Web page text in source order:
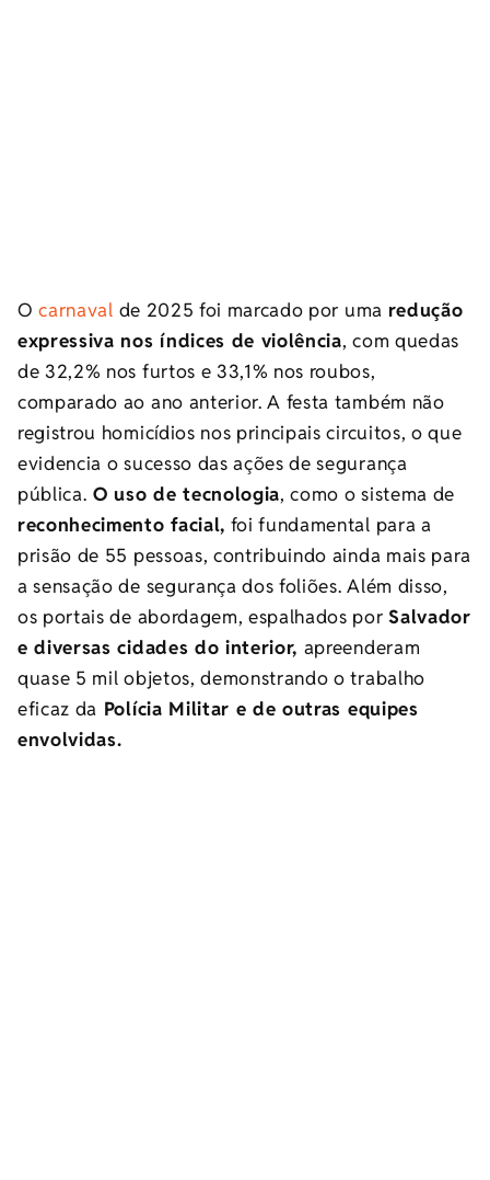
Ocarnaval de 2025 foi marcado por uma redução
expressiva nos índices de violência, com quedas
de 32,2% nos furtos e 33,1% nos roubos,
comparado ao ano anterior. A festa também não
registrou homicídios nos principais circuitos, o que
evidencia o sucesso das ações de segurança
pública. O uso de tecnologia, como o sistema de
reconhecimento facial, foi fundamental para a
prisão de 55 pessoas, contribuindo ainda mais para
a sensação de segurança dos foliões. Além disso,
os portais de abordagem, espalhados porSalvador
e diversas cidades do interior, apreenderam
quase 5 mil objetos, demonstrando o trabalho
eficaz da Polícia Militar e de outras equipes
envolvidas.